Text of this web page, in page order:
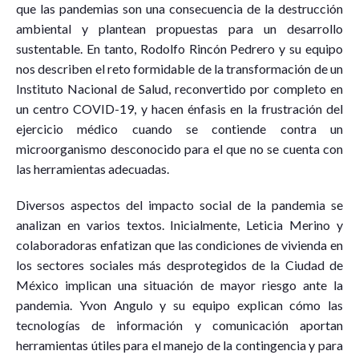
que las pandemias son una consecuencia de la destrucción
ambiental y plantean propuestas para un desarrollo
sustentable. En tanto, Rodolfo Rincón Pedrero y su equipo
nos describen el reto formidable de la transformación de un
Instituto Nacional de Salud, reconvertido por completo en
un centro COVID-19, y hacen énfasis en la frustración del
ejercicio médico cuando se contiende contra un
microorganismo desconocido para el que no se cuenta con
las herramientas adecuadas.
Diversos aspectos del impacto social de la pandemia se
analizan en varios textos. Inicialmente, Leticia Merino y
colaboradoras enfatizan que las condiciones de vivienda en
los sectores sociales más desprotegidos de la Ciudad de
México implican una situación de mayor riesgo ante la
pandemia. Yvon Angulo y su equipo explican cómo las
tecnologías de información y comunicación aportan
herramientas útiles para el manejo de la contingencia y para